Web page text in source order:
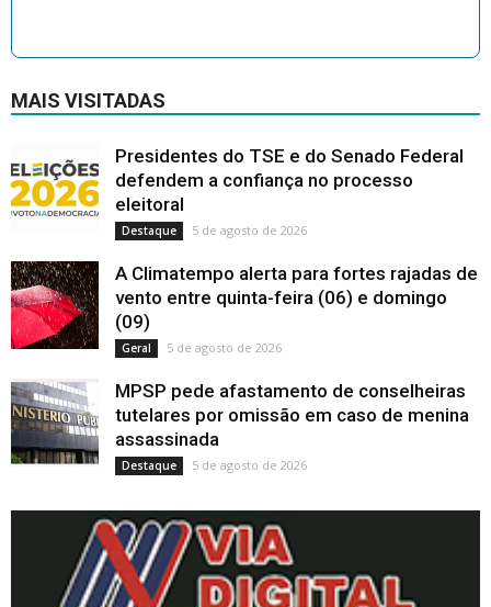
MAIS VISITADAS
Presidentes do TSE e do Senado Federal
defendem a confiança no processo
eleitoral
Destaque 5 de agosto de 2026
A Climatempo alerta para fortes rajadas de
vento entre quinta-feira (06) e domingo
(09)
Geral 5 de agosto de 2026
MPSP pede afastamento de conselheiras
tutelares por omissão em caso de menina
assassinada
Destaque 5 de agosto de 2026